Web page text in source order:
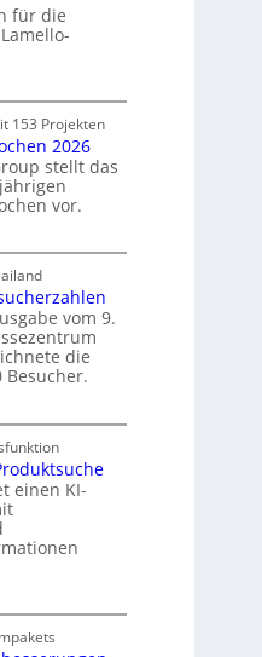
für die
153 Projekten
2026
stellt das
vor.
vom 9.
die
Besucher.
einen KI-